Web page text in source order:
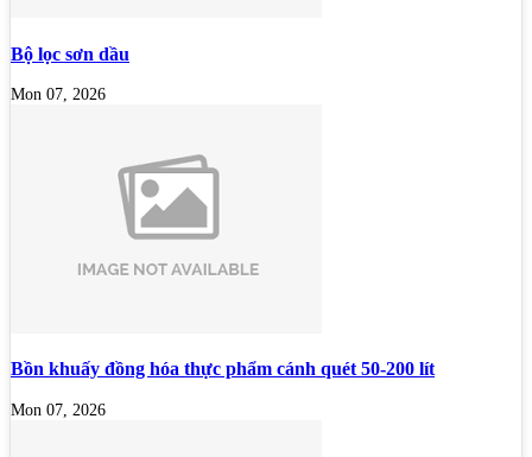
Bộ lọc sơn dầu
Mon 07, 2026
Bồn khuấy đồng hóa thực phẩm cánh quét 50-200 lít
Mon 07, 2026